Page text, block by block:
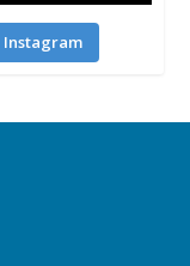
Instagram